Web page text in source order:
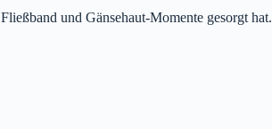
und Gänsehaut-Momente gesorgt hat.